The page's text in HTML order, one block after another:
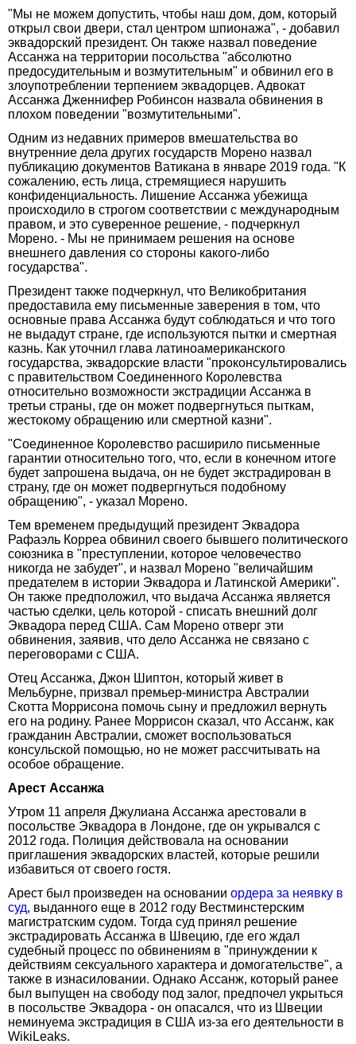
"Мы не можем допустить, чтобы наш дом, дом, который
открыл свои двери, стал центром шпионажа", - добавил
эквадорский президент. Он также назвал поведение
Ассанжа на территории посольства "абсолютно
предосудительным и возмутительным" и обвинил его в
злоупотреблении терпением эквадорцев. Адвокат
Ассанжа Дженнифер Робинсон назвала обвинения в
плохом поведении "возмутительными".
Одним из недавних примеров вмешательства во
внутренние дела других государств Морено назвал
публикацию документов Ватикана в январе 2019 года. "К
сожалению, есть лица, стремящиеся нарушить
конфиденциальность. Лишение Ассанжа убежища
происходило в строгом соответствии с международным
правом, и это суверенное решение, - подчеркнул
Морено. - Мы не принимаем решения на основе
внешнего давления со стороны какого-либо
государства".
Президент также подчеркнул, что Великобритания
предоставила ему письменные заверения в том, что
основные права Ассанжа будут соблюдаться и что того
не выдадут стране, где используются пытки и смертная
казнь. Как уточнил глава латиноамериканского
государства, эквадорские власти "проконсультировались
с правительством Соединенного Королевства
относительно возможности экстрадиции Ассанжа в
третьи страны, где он может подвергнуться пыткам,
жестокому обращению или смертной казни".
"Соединенное Королевство расширило письменные
гарантии относительно того, что, если в конечном итоге
будет запрошена выдача, он не будет экстрадирован в
страну, где он может подвергнуться подобному
обращению", - указал Морено.
Тем временем предыдущий президент Эквадора
Рафаэль Корреа обвинил своего бывшего политического
союзника в "преступлении, которое человечество
никогда не забудет", и назвал Морено "величайшим
предателем в истории Эквадора и Латинской Америки".
Он также предположил, что выдача Ассанжа является
частью сделки, цель которой - списать внешний долг
Эквадора перед США. Сам Морено отверг эти
обвинения, заявив, что дело Ассанжа не связано с
переговорами с США.
Отец Ассанжа, Джон Шиптон, который живет в
Мельбурне, призвал премьер-министра Австралии
Скотта Моррисона помочь сыну и предложил вернуть
его на родину. Ранее Моррисон сказал, что Ассанж, как
гражданин Австралии, сможет воспользоваться
консульской помощью, но не может рассчитывать на
особое обращение.
Арест Ассанжа
Утром 11 апреля Джулиана Ассанжа арестовали в
посольстве Эквадора в Лондоне, где он укрывался с
2012 года. Полиция действовала на основании
приглашения эквадорских властей, которые решили
избавиться от своего гостя.
Арест был произведен на основании ордера за неявку в
суд, выданного еще в 2012 году Вестминстерским
магистратским судом. Тогда суд принял решение
экстрадировать Ассанжа в Швецию, где его ждал
судебный процесс по обвинениям в "принуждении к
действиям сексуального характера и домогательстве", а
также в изнасиловании. Однако Ассанж, который ранее
был выпущен на свободу под залог, предпочел укрыться
в посольстве Эквадора - он опасался, что из Швеции
неминуема экстрадиция в США из-за его деятельности в
WikiLeaks.